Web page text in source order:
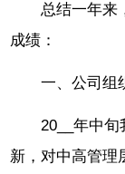
总结一年来
成绩：
一、公司组
20__年中
新，对中高管理